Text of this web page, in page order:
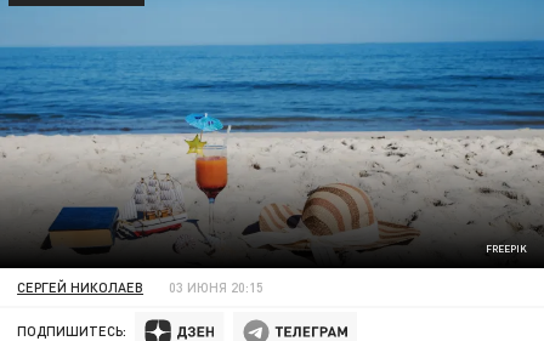
FREEPIK
СЕРГЕЙ НИКОЛАЕВ 03 ИЮНЯ 20:15
ПОДПИШИТЕСЬ: